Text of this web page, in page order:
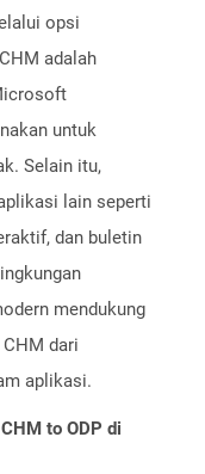
opsi
adalah
untuk
Selain itu,
lain seperti
dan buletin
mendukung
dari
aplikasi.
to ODP di